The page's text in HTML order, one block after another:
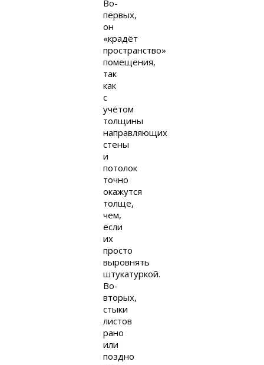
Во-
первых,
он
«крадёт
пространство»
помещения,
так
как
с
учётом
толщины
направляющих
стены
и
потолок
точно
окажутся
толще,
чем,
если
их
просто
выровнять
штукатуркой.
Во-
вторых,
стыки
листов
рано
или
поздно